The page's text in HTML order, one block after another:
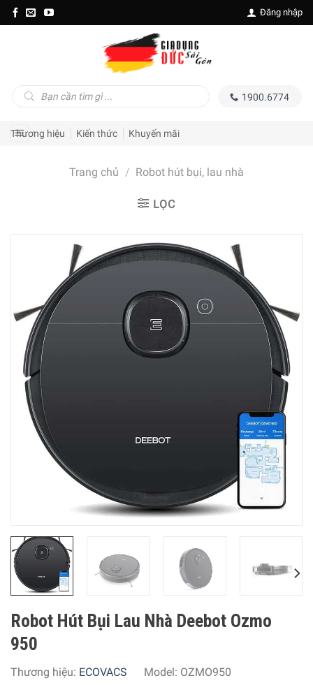
Skip
to
Đăng nhập
kiếm
1900.6774
Thương hiệu Kiến thức Khuyến mãi
Trang chủ / Robot hút bụi, lau nhà
LỌC
Robot Hút Bụi Lau Nhà Deebot Ozmo
950
Thương hiệu: ECOVACS Model: OZMO950